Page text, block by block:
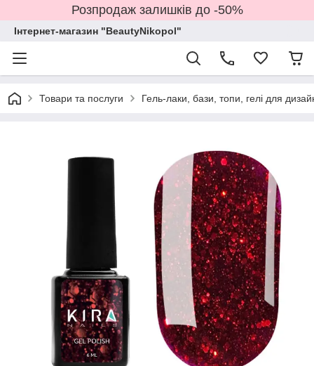
Розпродаж залишків до -50%
Інтернет-магазин "BeautyNikopol"
Товари та послуги Гель-лаки, бази, топи, гелі для